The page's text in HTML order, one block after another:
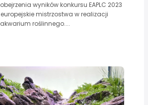
wyników konkursu EAPLC 2023
mistrzostwa w realizacji
roślinnego....